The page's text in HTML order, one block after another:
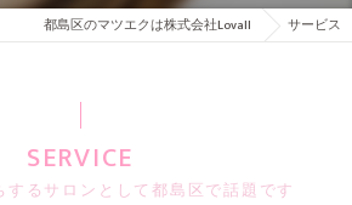
都島区のマツエクは株式会社Lovall サービス
するサロンとして都島区で話題です
SERVICE